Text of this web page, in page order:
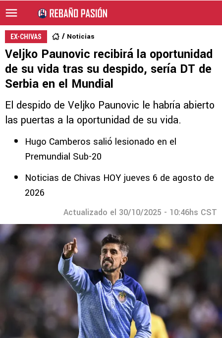
EX-CHIVAS Noticias
Veljko Paunovic recibirá la oportunidad
de su vida tras su despido, sería DT de
Serbia en el Mundial
El despido de Veljko Paunovic le habría abierto
las puertas a la oportunidad de su vida.
Hugo Camberos salió lesionado en el
Premundial Sub-20
Noticias de Chivas HOY jueves 6 de agosto de
2026
Actualizado el 30/10/2025 - 10:46hs CST